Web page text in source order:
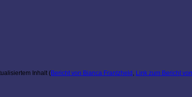
Inhalt (Bericht von Bianca Frantzheld Link zum Bericht